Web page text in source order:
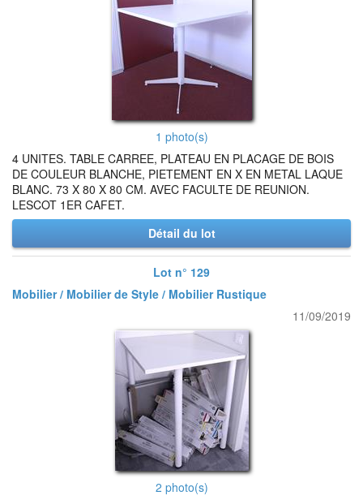
1 photo(s)
4 UNITES. TABLE CARREE, PLATEAU EN PLACAGE DE BOIS
DE COULEUR BLANCHE, PIETEMENT EN X EN METAL LAQUE
BLANC. 73 X 80 X 80 CM. AVEC FACULTE DE REUNION.
LESCOT 1ER CAFET.
Détail du lot
Lot n° 129
Mobilier / Mobilier de Style / Mobilier Rustique
11/09/2019
2 photo(s)